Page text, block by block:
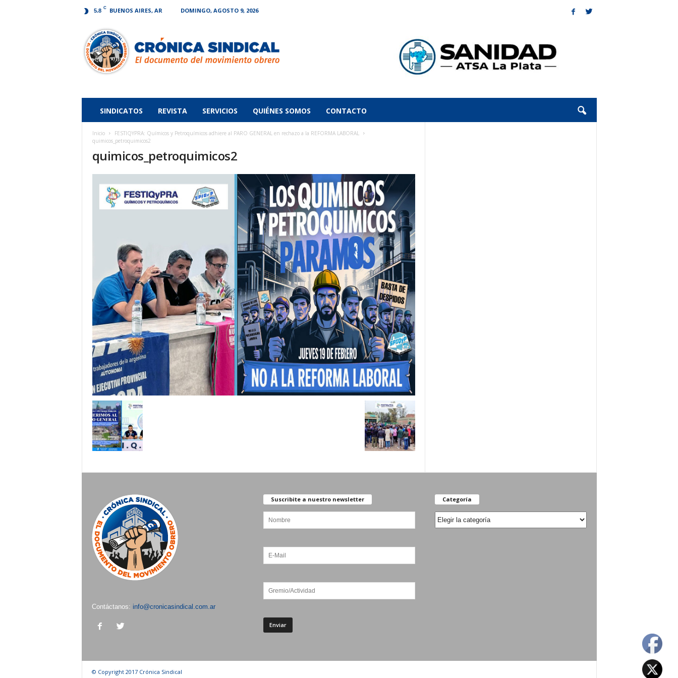
5.8 C BUENOS AIRES, AR DOMINGO, AGOSTO 9, 2026
Sindical
SINDICATOS REVISTA SERVICIOS QUIÉNES SOMOS CONTACTO
Inicio
FESTIQYPRA: Químicos y Petroquímicos adhiere al PARO GENERAL en rechazo a la REFORMA LABORAL
quimicos_petroquimicos2
quimicos_petroquimicos2
Contáctanos: info@cronicasindical.com.ar
Suscribite a nuestro newsletter Categoría
Categoría
© Copyright 2017 Crónica Sindical